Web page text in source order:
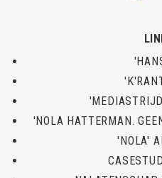
'NOLA HATTERMAN.
'NOLA'